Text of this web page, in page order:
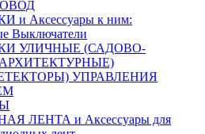
и Аксессуары к ним:
Выключатели
УЛИЧНЫЕ (САДОВО-
УПРАВЛЕНИЯ
ЛЕНТА и Аксессуары для